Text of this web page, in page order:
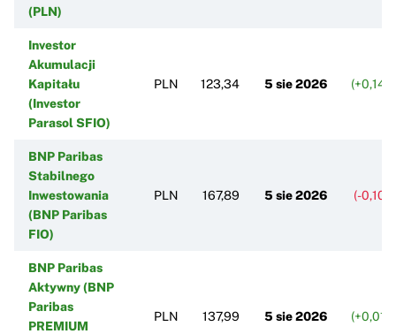
(PLN)
Investor
Akumulacji
Kapitału
(Investor
Parasol SFIO)
PLN 123,34 5 sie 2026
BNP Paribas
Stabilnego
Inwestowania
(BNP Paribas
FIO)
PLN 167,89 5 sie 2026 (-
BNP Paribas
Aktywny (BNP
Paribas
PREMIUM
PLN 137,99 5 sie 2026